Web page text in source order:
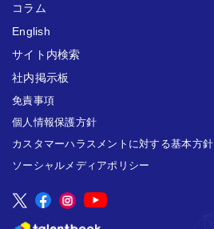
コラム
English
サイト内検索
社内掲示板
免責事項
個人情報保護方針
カスタマーハラスメントに対する基本方針
ソーシャルメディアポリシー